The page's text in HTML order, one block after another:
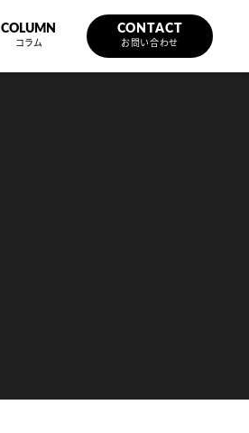
COLUMN
コラム
CONTACT
お問い合わせ